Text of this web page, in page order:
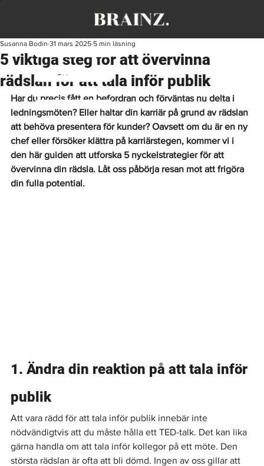
5 viktiga steg för att övervinna
rädslan för att tala inför publik
Susanna Bodin 31 mars 2025 5 min läsning
Har du precis fått en befordran och förväntas nu delta i
ledningsmöten? Eller haltar din karriär på grund av rädslan
att behöva presentera för kunder? Oavsett om du är en ny
chef eller försöker klättra på karriärstegen, kommer vi i
den här guiden att utforska 5 nyckelstrategier för att
övervinna din rädsla. Låt oss påbörja resan mot att frigöra
din fulla potential.
1. Ändra din reaktion på att tala inför
publik
Att vara rädd för att tala inför publik innebär inte
nödvändigtvis att du måste hålla ett TED-talk. Det kan lika
gärna handla om att tala inför kollegor på ett möte. Den
största rädslan är ofta att bli dömd. Ingen av oss gillar att